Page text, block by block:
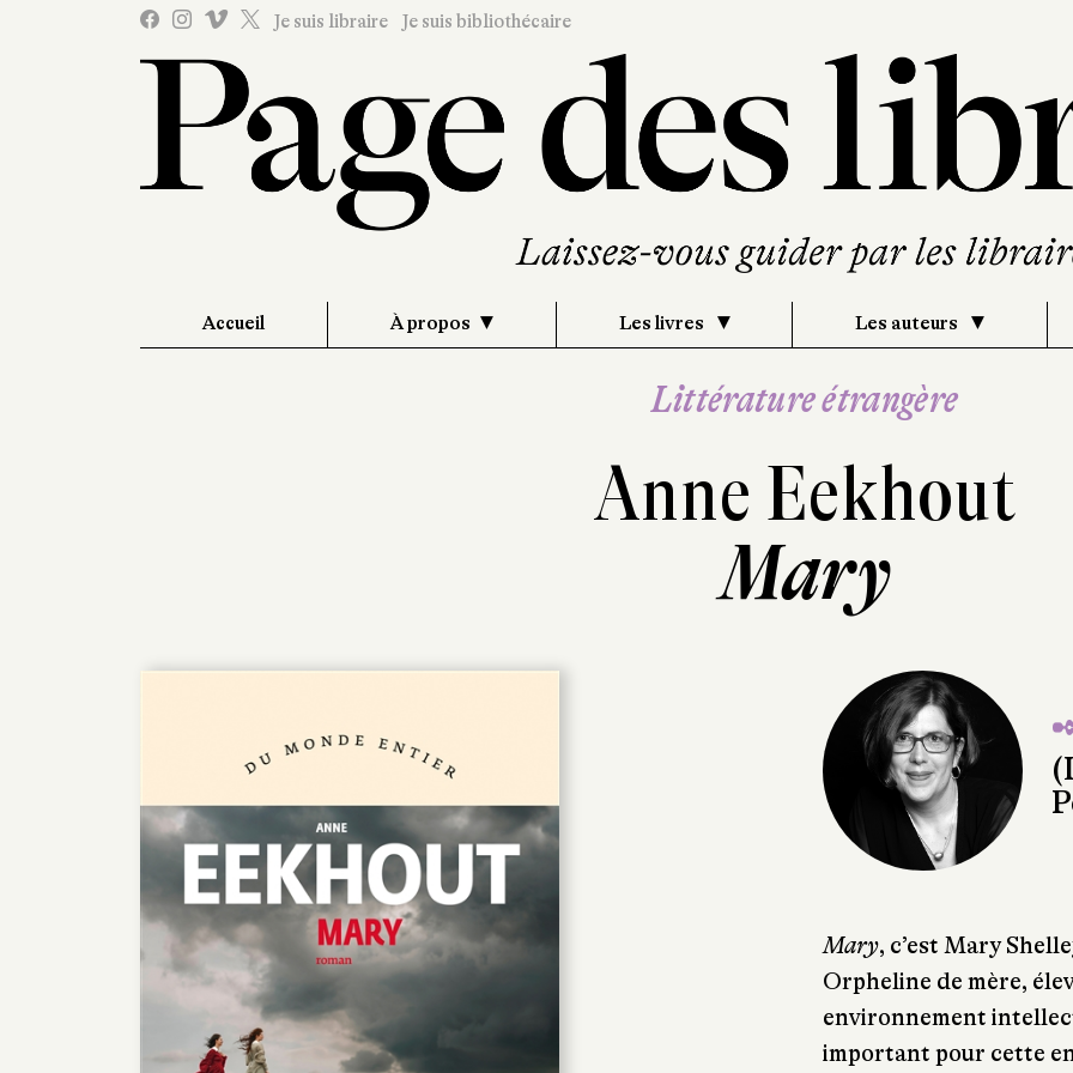
Je suis libraire Je suis bibliothécaire
Accueil À propos Les livres Les auteurs
Littérature étrangère
Anne Eekhout
Mary
Mary, c’est Mary
Orpheline de mère,
environnement
important pour cette